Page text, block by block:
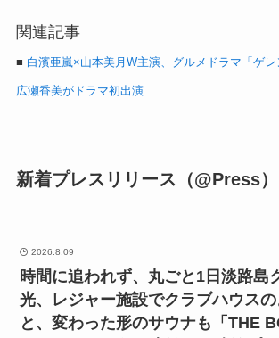
関連記事
■ 白濱亜嵐×山本美月W主演、グルメドラマ「ゲ
広瀬香美がドラマ初出演
新着プレスリリース（@Press）
2026.8.09
時間に追われず、丸ごと1日淡路島
光、レジャー施設でクラブハウス
と、変わった形のサウナも「THE